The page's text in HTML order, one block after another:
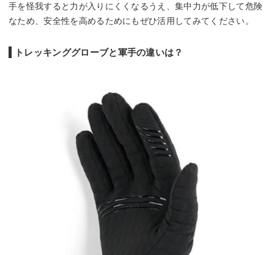
手を怪我すると力が入りにくくなるうえ、集中力が低下して危険
なため、安全性を高めるためにもぜひ活用してみてください。
トレッキンググローブと軍手の違いは？